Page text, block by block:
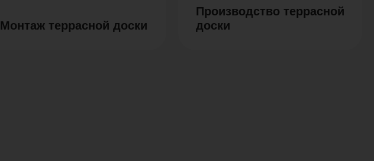
Монтаж террасной доски
Производство террасной
доски